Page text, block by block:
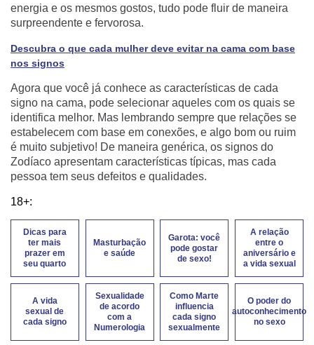
energia e os mesmos gostos, tudo pode fluir de maneira
surpreendente e fervorosa.
Descubra o que cada mulher deve evitar na cama com base
nos signos
Agora que você já conhece as características de cada
signo na cama, pode selecionar aqueles com os quais se
identifica melhor. Mas lembrando sempre que relações se
estabelecem com base em conexões, e algo bom ou ruim
é muito subjetivo! De maneira genérica, os signos do
Zodíaco apresentam características típicas, mas cada
pessoa tem seus defeitos e qualidades.
18+:
Dicas para
ter mais
prazer em
seu quarto
Masturbação
e saúde
Garota: você
pode gostar
de sexo!
A relação
entre o
aniversário e
a vida sexual
A vida
sexual de
cada signo
Sexualidade
de acordo
com a
Numerologia
Como Marte
influencia
cada signo
sexualmente
O poder do
autoconhecimento
no sexo